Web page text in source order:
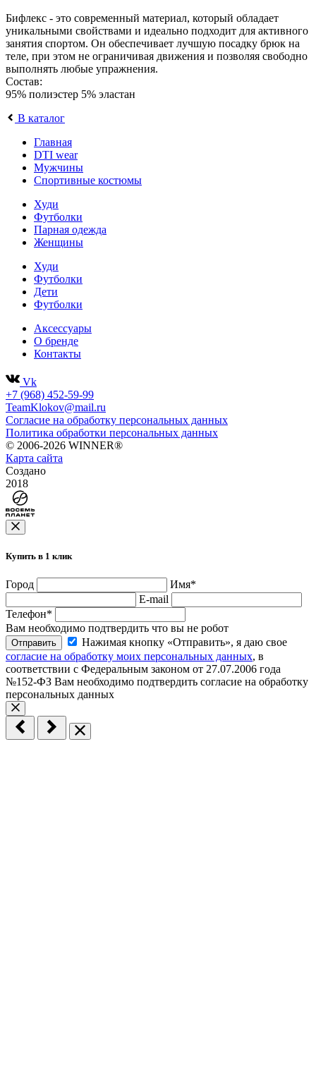
Бифлекс - это современный материал, который обладает
уникальными свойствами и идеально подходит для активного
занятия спортом. Он обеспечивает лучшую посадку брюк на
теле, при этом не ограничивая движения и позволяя свободно
выполнять любые упражнения.
Состав:
95% полиэстер 5% эластан
В каталог
Главная
DTI wear
Мужчины
Спортивные костюмы
Худи
Футболки
Парная одежда
Женщины
Худи
Футболки
Дети
Футболки
Аксессуары
О бренде
Контакты
Vk
+7 (968) 452-59-99
TeamKlokov@mail.ru
Согласие на обработку персональных данных
Политика обработки персональных данных
© 2006-2026 WINNER®
Карта сайта
Создано
2018
Купить в 1 клик
Город Имя*
E-mail
Телефон*
Вам необходимо подтвердить что вы не робот
Отправить
Нажимая кнопку «Отправить», я даю свое
согласие на обработку моих персональных данных, в
соответствии с Федеральным законом от 27.07.2006 года
№152-ФЗ Вам необходимо подтвердить согласие на обработку
персональных данных